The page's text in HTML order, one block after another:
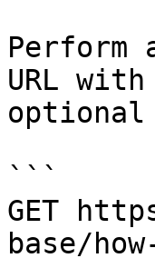
Perform
URL
optional
```
GET
base/